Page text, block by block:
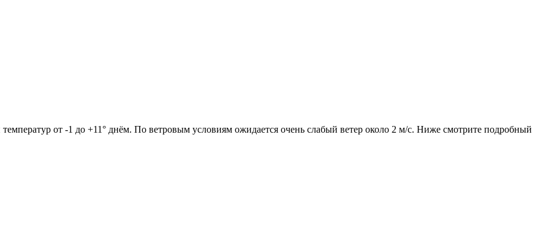
температур от -1 до +11° днём. По ветровым условиям ожидается очень слабый ветер около 2 м/с. Ниже смотрите подробный